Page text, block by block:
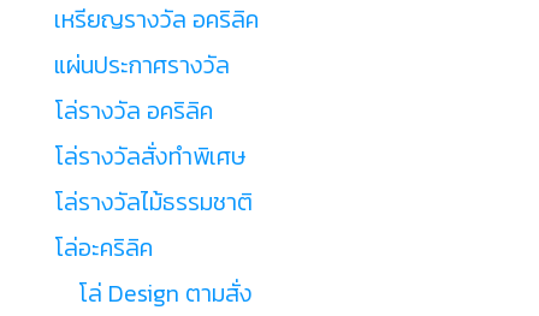
เหรียญรางวัล อคริลิค
แผ่นประกาศรางวัล
โล่รางวัล อคริลิค
โล่รางวัลสั่งทำพิเศษ
โล่รางวัลไม้ธรรมชาติ
โล่อะคริลิค
โล่ Design ตามสั่ง